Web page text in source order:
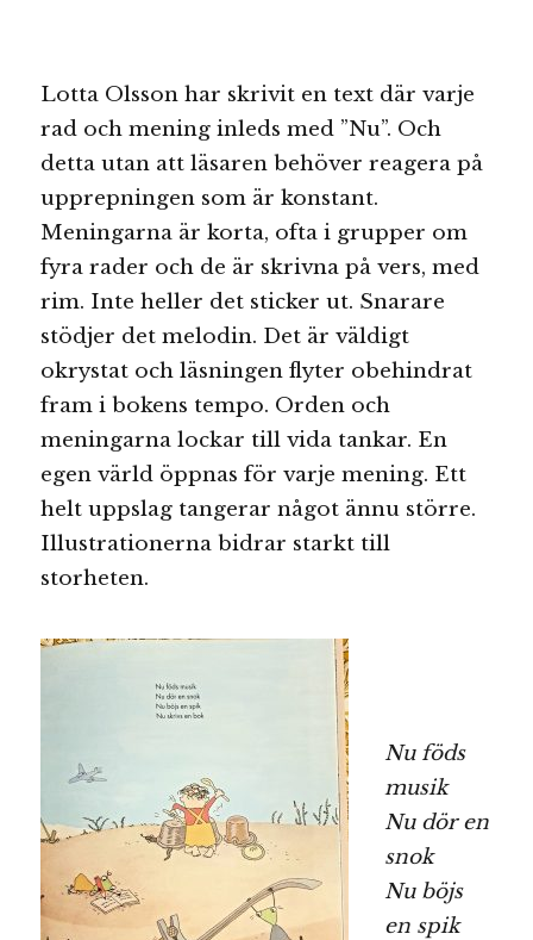
Lotta Olsson har skrivit en text där varje
rad och mening inleds med ”Nu”. Och
detta utan att läsaren behöver reagera på
upprepningen som är konstant.
Meningarna är korta, ofta i grupper om
fyra rader och de är skrivna på vers, med
rim. Inte heller det sticker ut. Snarare
stödjer det melodin. Det är väldigt
okrystat och läsningen flyter obehindrat
fram i bokens tempo. Orden och
meningarna lockar till vida tankar. En
egen värld öppnas för varje mening. Ett
helt uppslag tangerar något ännu större.
Illustrationerna bidrar starkt till
storheten.
Nu föds
musik
Nu dör en
snok
Nu böjs
en spik